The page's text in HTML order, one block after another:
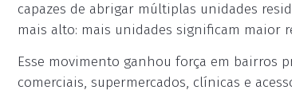
capazes de abrigar múltiplas unidades
mais alto: mais unidades significam maior
Esse movimento ganhou força em bairros
comerciais, supermercados, clínicas e